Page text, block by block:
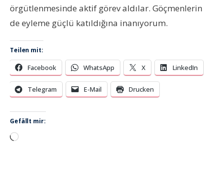
örgütlenmesinde aktif görev aldılar. Göçmenlerin
de eyleme güçlü katıldığına inanıyorum.
Teilen mit:
Facebook WhatsApp X LinkedIn
Telegram E-Mail Drucken
Gefällt mir:
Wird